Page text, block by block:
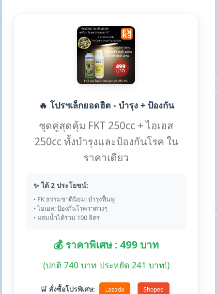
🔥 โปรฯเล็กยอดฮิต - บำรุง + ป้องกัน
ชุดคู่สุดคุ้ม FKT 250cc + ไอเอส
250cc ทั้งบำรุงและป้องกันโรค ใน
ราคาเดียว
✨ ได้ 2 ประโยชน์:
• FK ธรรมชาตินิยม: บำรุงฟื้นฟู
• ไอเอส: ป้องกันโรคราต่างๆ
• ผสมน้ำได้รวม 100 ลิตร
💰 ราคาพิเศษ : 499 บาท
(ปกติ 740 บาท ประหยัด 241 บาท!)
🛒 สั่งซื้อโปรพิเศษ: Lazada Shopee